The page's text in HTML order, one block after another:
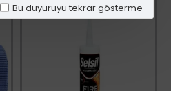
Bu duyuruyu tekrar gösterme